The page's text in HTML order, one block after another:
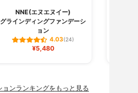
NNE(エヌエヌイー)
グラインディングファンデーシ
ョン
4.03(24)
¥5,480
ョンランキングをもっと見る